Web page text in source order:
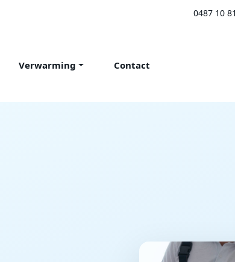
0487 10
Verwarming Contact